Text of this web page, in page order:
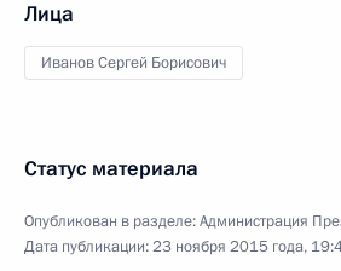
Лица
Иванов Сергей Борисович
Статус материала
Опубликован в разделе:Администрация
Дата публикации:23 ноября 2015 года,